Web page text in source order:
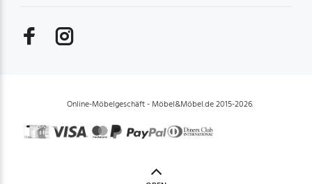
Online-Möbelgeschäft - Möbel&Möbel.de 2015-2026.